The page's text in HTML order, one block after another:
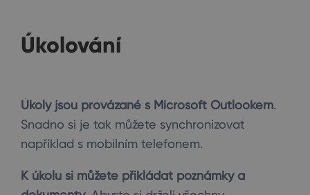
Úkolování
Úkoly jsou provázané s Microsoft Outlookem.
Snadno si je tak můžete synchronizovat
například s mobilním telefonem.
K úkolu si můžete přikládat poznámky a